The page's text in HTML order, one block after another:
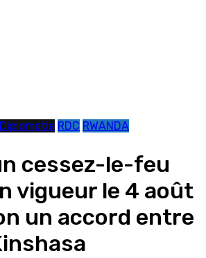
Diplomatie RDC RWANDA
cessez-le-feu
vigueur le 4 août
un accord entre